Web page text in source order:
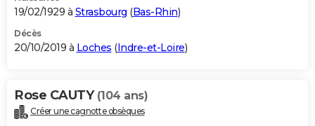
19/02/1929 à Strasbourg (Bas-Rhin)
Décès
20/10/2019 à Loches (Indre-et-Loire)
Rose CAUTY (104 ans)
Créer une cagnotte obsèques